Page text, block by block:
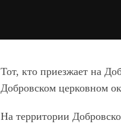
Тот, кто приезжает на
Добровском церковном
На территории